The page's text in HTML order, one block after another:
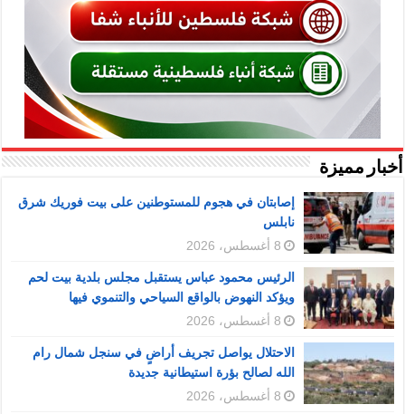
أخبار مميزة
إصابتان في هجوم للمستوطنين على بيت فوريك شرق
نابلس
8 أغسطس، 2026
الرئيس محمود عباس يستقبل مجلس بلدية بيت لحم
ويؤكد النهوض بالواقع السياحي والتنموي فيها
8 أغسطس، 2026
الاحتلال يواصل تجريف أراضٍ في سنجل شمال رام
الله لصالح بؤرة استيطانية جديدة
8 أغسطس، 2026